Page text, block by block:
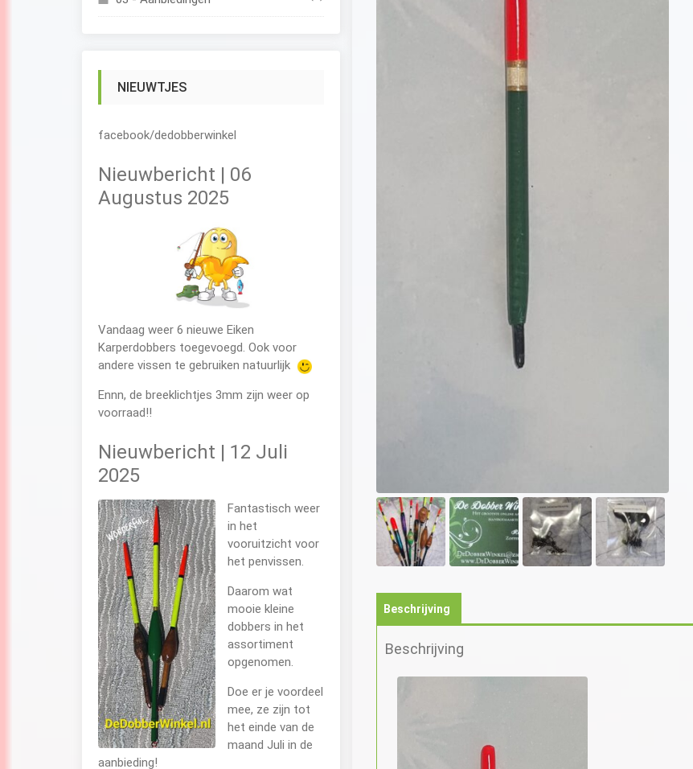
Beschrijving
Beschrijving
NIEUWTJES
facebook/dedobberwinkel
Nieuwbericht | 06
Augustus 2025
Vandaag weer 6 nieuwe Eiken
Karperdobbers toegevoegd. Ook voor
andere vissen te gebruiken natuurlijk
Ennn, de breeklichtjes 3mm zijn weer op
voorraad!!
Nieuwbericht | 12 Juli
2025
Fantastisch weer
in het
vooruitzicht voor
het penvissen.
Daarom wat
mooie kleine
dobbers in het
assortiment
opgenomen.
Doe er je voordeel
mee, ze zijn tot
het einde van de
maand Juli in de
aanbieding!